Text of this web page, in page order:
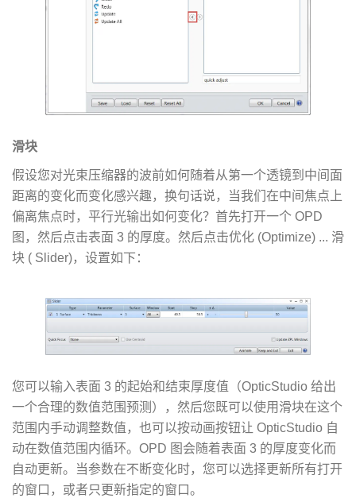
滑块
假设您对光束压缩器的波前如何随着从第一个透镜到中间面
距离的变化而变化感兴趣，换句话说，当我们在中间焦点上
偏离焦点时，平行光输出如何变化？首先打开一个 OPD
图，然后点击表面 3 的厚度。然后点击优化 (Optimize) ... 滑
块 ( Slider)，设置如下：
您可以输入表面 3 的起始和结束厚度值（OpticStudio 给出
一个合理的数值范围预测），然后您既可以使用滑块在这个
范围内手动调整数值，也可以按动画按钮让 OpticStudio 自
动在数值范围内循环。OPD 图会随着表面 3 的厚度变化而
自动更新。当参数在不断变化时，您可以选择更新所有打开
的窗口，或者只更新指定的窗口。